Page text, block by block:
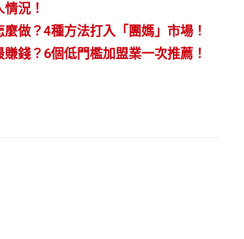
況！
麼做？4種方法打入「團媽」市場！
賺錢？6個低門檻加盟業一次推薦！